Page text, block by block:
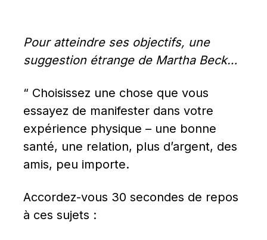
Pour atteindre ses objectifs, une
suggestion étrange de Martha Beck…
“ Choisissez une chose que vous
essayez de manifester dans votre
expérience physique – une bonne
santé, une relation, plus d’argent, des
amis, peu importe.
Accordez-vous 30 secondes de repos
à ces sujets :